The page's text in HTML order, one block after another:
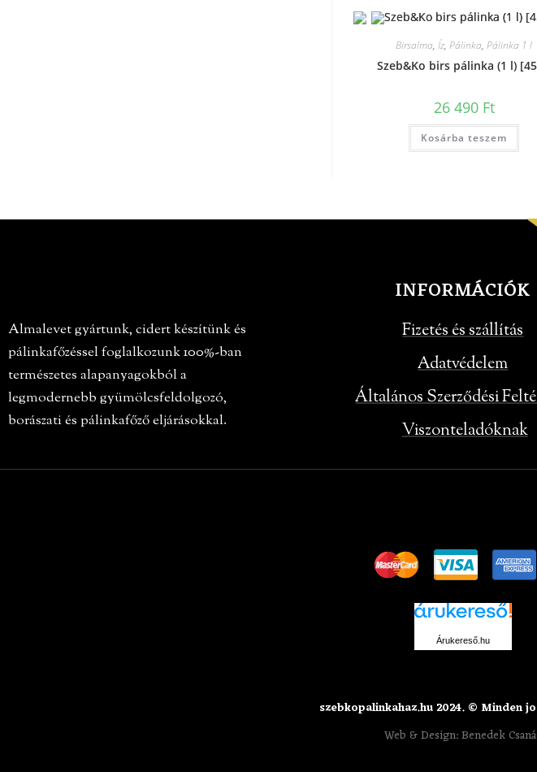
Birsalma,Íz,Pálinka,Pálinka 1 l
Szeb&Ko birs pálinka (1 l)
26 490 Ft
Kosárba teszem
Almalevet gyártunk, cidert készítünk és
pálinkafőzéssel foglalkozunk 100%-ban
természetes alapanyagokból a
legmodernebb gyümölcsfeldolgozó,
borászati és pálinkafőző eljárásokkal.
INFORMÁCIÓK
Fizetés és szállítás
Adatvédelem
Általános Szerződési
Viszonteladóknak
Árukereső.hu
szebkopalinkahaz.hu 2024. © Minden
Web & Design: Benedek